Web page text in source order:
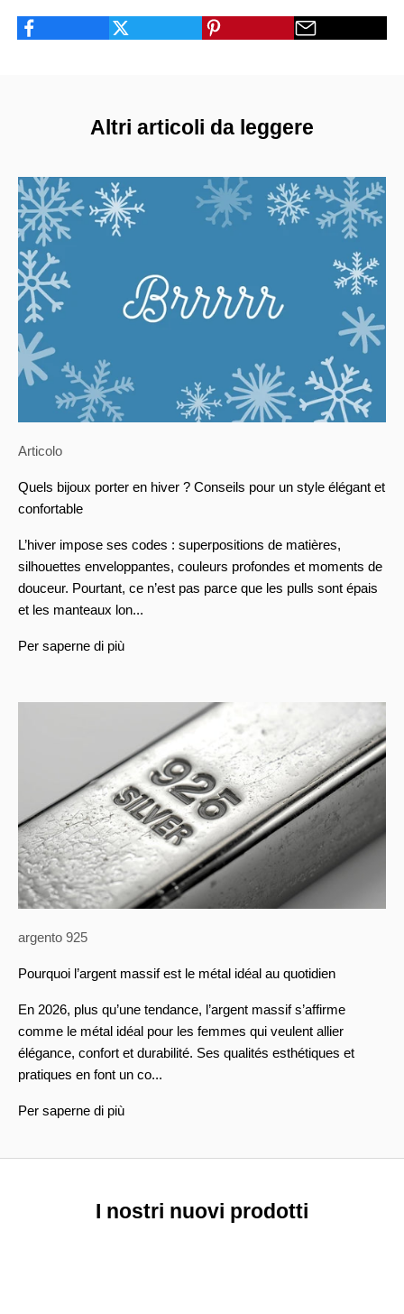
Altri articoli da leggere
Articolo
Quels bijoux porter en hiver ? Conseils pour un style élégant et
confortable
L’hiver impose ses codes : superpositions de matières,
silhouettes enveloppantes, couleurs profondes et moments de
douceur. Pourtant, ce n’est pas parce que les pulls sont épais
et les manteaux lon...
Per saperne di più
argento 925
Pourquoi l’argent massif est le métal idéal au quotidien
En 2026, plus qu’une tendance, l’argent massif s’affirme
comme le métal idéal pour les femmes qui veulent allier
élégance, confort et durabilité. Ses qualités esthétiques et
pratiques en font un co...
Per saperne di più
I nostri nuovi prodotti